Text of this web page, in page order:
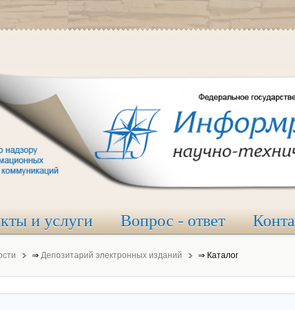
и услуги Вопрос - ответ
⇒ Депозитарий электронных изданий ⇒ Каталог